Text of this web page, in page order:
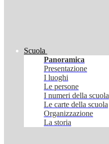
Scuola
Panoramica
Presentazione
I luoghi
Le persone
I numeri della scuola
Le carte della scuola
Organizzazione
La storia